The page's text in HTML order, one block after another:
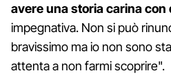
avere una storia carina con
impegnativa. Non si può
bravissimo ma io non sono
attenta a non farmi scoprire".